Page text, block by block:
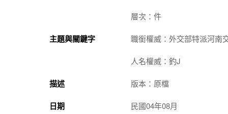
層次：件
主題與關鍵字 職銜權威：外交部特派河南
人名權威：釣J
描述 版本：原檔
日期 民國04年08月